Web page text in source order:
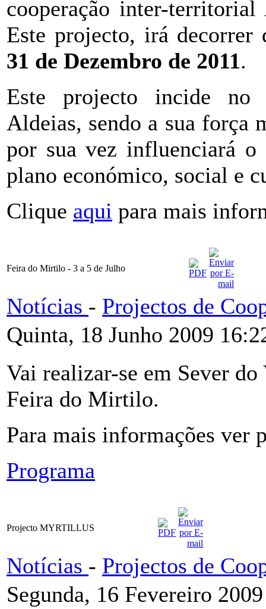
cooperação inter-
Este projecto, irá
31 de Dezembro de 2011.
Este projecto incide no
Aldeias, sendo a sua força
por sua vez influenciará o
plano económico, social e
Clique aqui para mais
Feira do Mirtilo - 3 a 5 de Julho
Notícias - Projectos de
Quinta, 18 Junho 2009
Vai realizar-se em Sever do
Feira do Mirtilo.
Para mais informações ver
Programa
Projecto MYRTILLUS
Notícias - Projectos de
Segunda, 16 Fevereiro